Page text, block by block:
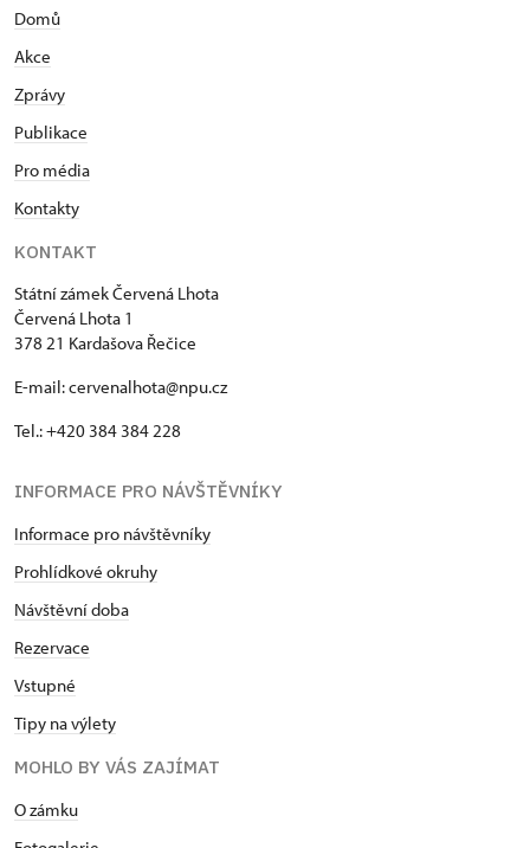
roku 1992, jako absolvent Střední průmyslové školy
pomáhal při reidentifikaci městských památkových
zón. Kastelánem zámku Červená Lhota je od 1. 8.
herectví, jehož základy si osvojoval pod vedením
Jiřiny Steimarové. K tomuto svému koníčku se
příležitostně vrací při občasných produkcích
zámeckého divadla, které na jeho popud vzniklo
roku 2010. V současné době působí i jako akolyta
římskokatolické farnosti sv. Ottona v Deštné.
Domů
Akce
Zprávy
Publikace
Pro média
Kontakty
KONTAKT
Státní zámek Červená Lhota
Červená Lhota 1
378 21 Kardašova Řečice
E-mail: cervenalhota@npu.cz
Tel.: +420 384 384 228
INFORMACE PRO NÁVŠTĚVNÍKY
Informace pro návštěvníky
Prohlídkové okruhy
Návštěvní doba
Rezervace
Vstupné
Tipy na výlety
MOHLO BY VÁS ZAJÍMAT
O zámku